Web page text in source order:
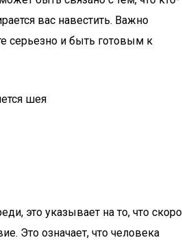
вас навестить. Важно
серьезно и быть готовым к
это указывает на то, что скоро
Это означает, что человека